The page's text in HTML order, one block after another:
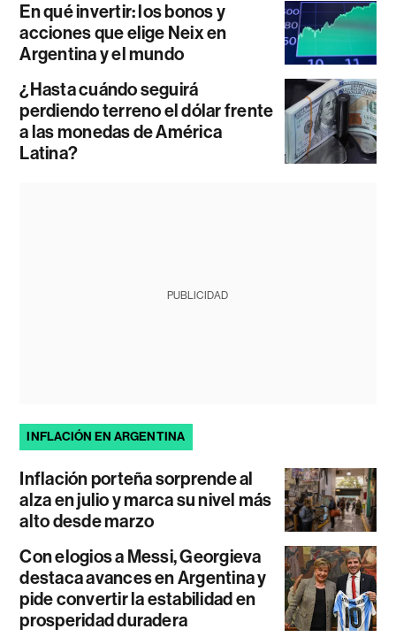
En qué invertir: los bonos y
acciones que elige Neix en
Argentina y el mundo
¿Hasta cuándo seguirá
perdiendo terreno el dólar frente
a las monedas de América
Latina?
PUBLICIDAD
INFLACIÓN EN ARGENTINA
Inflación porteña sorprende al
alza en julio y marca su nivel más
alto desde marzo
Con elogios a Messi, Georgieva
destaca avances en Argentina y
pide convertir la estabilidad en
prosperidad duradera